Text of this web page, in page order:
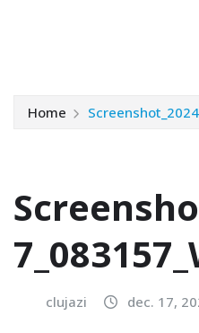
Home
clujazi dec. 17,